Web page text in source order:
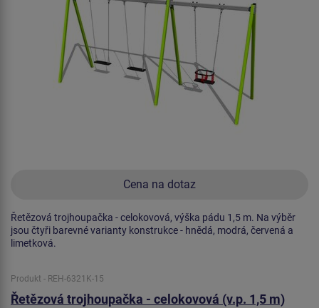
Cena na dotaz
Řetězová trojhoupačka - celokovová, výška pádu 1,5 m. Na výběr
jsou čtyři barevné varianty konstrukce - hnědá, modrá, červená a
limetková.
Produkt - REH-6321K-15
Řetězová trojhoupačka - celokovová (v.p. 1,5 m)